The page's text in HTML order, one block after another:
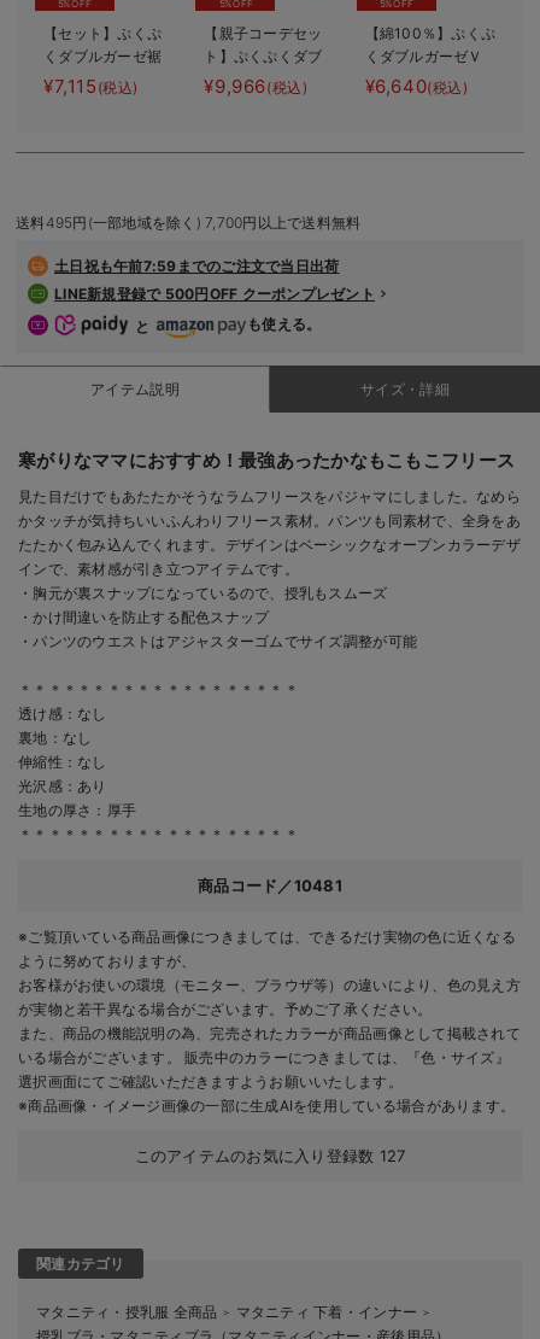
5%OFF
【セット】ぷくぷ
くダブルガーゼ裾
ティアード3WAYワ
ンピース＆産後も
ジャマ マタニテ
¥7,115 (税込)
5%OFF
【親子コーデセッ
ト】ぷくぷくダブ
ルガーゼ裾ティア
ード3WAYワンピー
るレギンスパジャ
ト マタニティ・
¥9,966(税込)
5%OFF
【綿100％】ぷくぷ
くダブルガーゼＶ
ネックワンピ＆産
前産後使えるレギ
タニティ・授乳パ
¥6,640(税込)
送料495円(一部地域を除く) 7,700円以上で送料無料
土日祝も午前7:59までのご注文で当日出荷
LINE新規登録で 500円OFF クーポンプレゼント
と
も使える。
アイテム説明 サイズ・詳細
寒がりなママにおすすめ！最強あったかなもこもこフリース
見た目だけでもあたたかそうなラムフリースをパジャマにしました。なめら
かタッチが気持ちいいふんわりフリース素材。パンツも同素材で、全身をあ
たたかく包み込んでくれます。デザインはベーシックなオープンカラーデザ
インで、素材感が引き立つアイテムです。
・胸元が裏スナップになっているので、授乳もスムーズ
・かけ間違いを防止する配色スナップ
・パンツのウエストはアジャスターゴムでサイズ調整が可能
＊＊＊＊＊＊＊＊＊＊＊＊＊＊＊＊＊＊＊
透け感：なし
裏地：なし
伸縮性：なし
光沢感：あり
生地の厚さ：厚手
＊＊＊＊＊＊＊＊＊＊＊＊＊＊＊＊＊＊＊
商品コード／10481
※ご覧頂いている商品画像につきましては、できるだけ実物の色に近くなる
ように努めておりますが、
お客様がお使いの環境（モニター、ブラウザ等）の違いにより、色の見え方
が実物と若干異なる場合がございます。予めご了承ください。
また、商品の機能説明の為、完売されたカラーが商品画像として掲載されて
いる場合がございます。 販売中のカラーにつきましては、『色・サイズ』
選択画面にてご確認いただきますようお願いいたします。
※商品画像・イメージ画像の一部に生成AIを使用している場合があります。
このアイテムのお気に入り登録数 127
関連カテゴリ
マタニティ・授乳服 全商品 ＞ マタニティ 下着・インナー ＞